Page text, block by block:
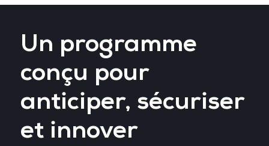
Un programme
conçu pour
anticiper, sécuriser
et innover